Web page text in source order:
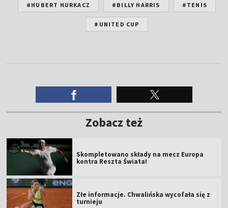
#HUBERT HURKACZ #BILLY HARRIS #TENIS
#UNITED CUP
Zobacz też
Skompletowano składy na mecz Europa
kontra Reszta Świata!
Złe informacje. Chwalińska wycofała się z
turnieju